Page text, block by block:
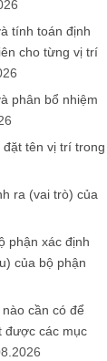
tính toán định
cho từng vị trí
phân bổ nhiệm
tên vị trí trong
ra (vai trò) của
phận xác định
của bộ phận
cần có để
được các mục